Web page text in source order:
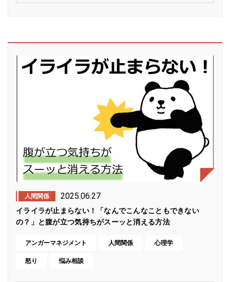
人間関係 2025.06.27
イライラが止まらない！「なんでこんなこともできない
の？」と腹が立つ気持ちがスーッと消える方法
アンガーマネジメント 人間関係 心理学
怒り 悩み相談